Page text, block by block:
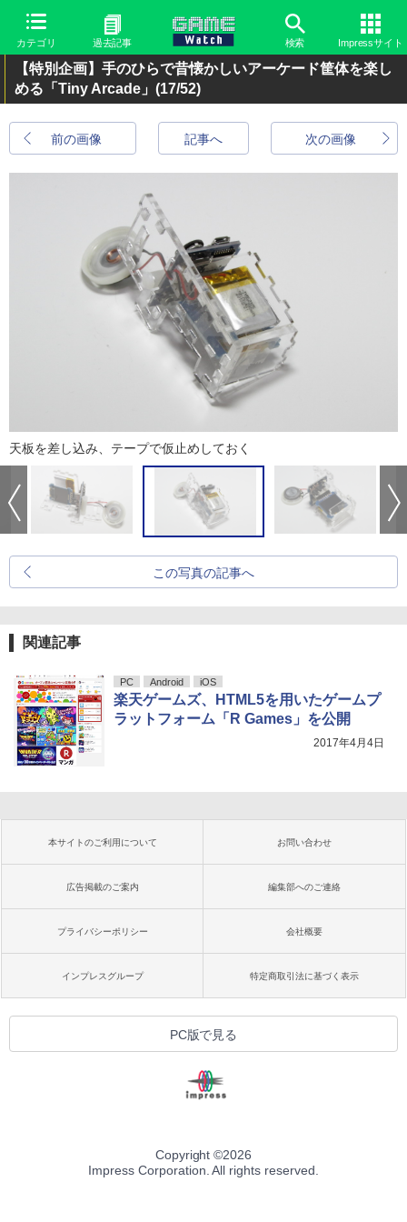
カテゴリ 過去記事 検索 Impressサイト
【特別企画】手のひらで昔懐かしいアーケード筐体を楽し
める「Tiny Arcade」 (17/52)
前の画像 次の画像
記事へ
天板を差し込み、テープで仮止めしておく
この写真の記事へ
関連記事
PC Android iOS
楽天ゲームズ、HTML5を用いたゲームプ
ラットフォーム「R Games」を公開
2017年4月4日
本サイトのご利用について お問い合わせ
広告掲載のご案内 編集部へのご連絡
プライバシーポリシー 会社概要
インプレスグループ 特定商取引法に基づく表示
PC版で見る
Copyright ©2026
Impress Corporation. All rights reserved.